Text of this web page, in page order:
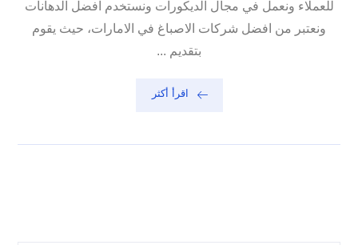
للعملاء ونعمل في مجال الديكورات ونستخدم افضل الدهانات
ونعتبر من افضل شركات الاصباغ في الامارات، حيث يقوم
بتقديم ...
اقرأ أكثر